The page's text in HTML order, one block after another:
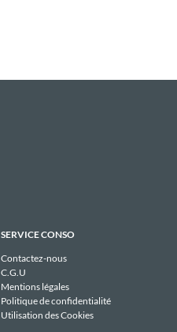
SERVICE CONSO
Contactez-nous
C.G.U
Mentions légales
Politique de confidentialité
Utilisation des Cookies